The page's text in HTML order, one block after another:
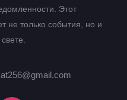
Этот
не только события, но и